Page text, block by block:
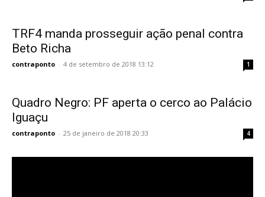
TRF4 manda prosseguir ação penal contra
Beto Richa
contraponto - 4 de setembro de 2018 13:12 1
Quadro Negro: PF aperta o cerco ao Palácio
Iguaçu
contraponto - 25 de janeiro de 2018 20:33 4